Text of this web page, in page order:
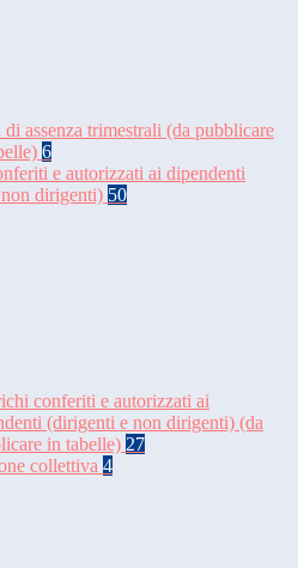
di assenza trimestrali (da pubblicare
6
e autorizzati ai dipendenti
dirigenti) 50
conferiti e autorizzati ai
(dirigenti e non dirigenti) (da
in tabelle) 27
collettiva 4